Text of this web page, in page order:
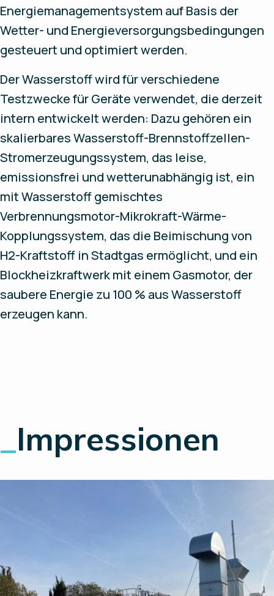
Energiemanagementsystem auf Basis der
Wetter- und Energieversorgungsbedingungen
gesteuert und optimiert werden.
Der Wasserstoff wird für verschiedene
Testzwecke für Geräte verwendet, die derzeit
intern entwickelt werden: Dazu gehören ein
skalierbares Wasserstoff-Brennstoffzellen-
Stromerzeugungssystem, das leise,
emissionsfrei und wetterunabhängig ist, ein
mit Wasserstoff gemischtes
Verbrennungsmotor-Mikrokraft-Wärme-
Kopplungssystem, das die Beimischung von
H2-Kraftstoff in Stadtgas ermöglicht, und ein
Blockheizkraftwerk mit einem Gasmotor, der
saubere Energie zu 100 % aus Wasserstoff
erzeugen kann.
Impressionen